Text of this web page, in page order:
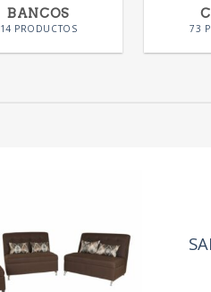
BANCOS
14 PRODUCTOS 73